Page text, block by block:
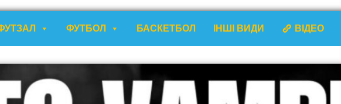
ФУТБОЛ БАСКЕТБОЛ ІНШІ ВИДИ ВІДЕО